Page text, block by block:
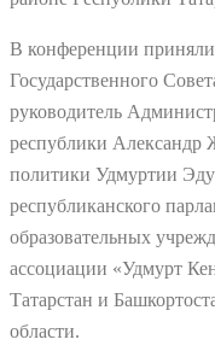
В конференции приняли
Государственного
руководитель
республики Александр
политики Удмуртии
республиканского
образовательных
ассоциации «Удмурт
Татарстан и
области.